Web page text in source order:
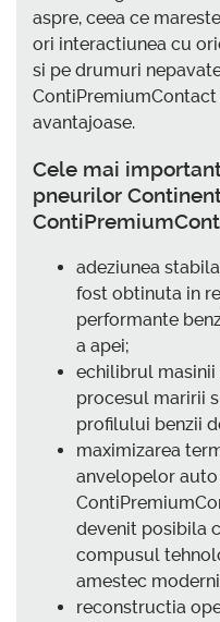
aspre, ceea ce
ori interactiunea cu
si pe drumuri
avantajoase.
Cele mai
pneurilor
adeziunea
fost obtinuta in
performante
a apei;
echilibrul masinii
procesul maririi
profilului benzii
maximizarea
anvelopelor
devenit posibila
compusul
amestec
reconstructia